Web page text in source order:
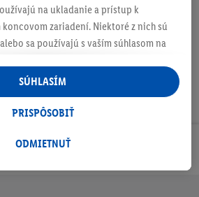
Odoberaj Newsletter!
na ukladanie a prístup k
zariadení. Niektoré z nich sú
sa používajú s vaším súhlasom na
v rámci služieb Lidl aj mimo nich. Ak
Lidl Plus, na tieto účely sa spracúvajú
správania v obchode.
Lidl Plus alebo sa prihlásite do svojho
ODMIETNUŤ
PRISPÔSOBIŤ
SÚHLASÍM